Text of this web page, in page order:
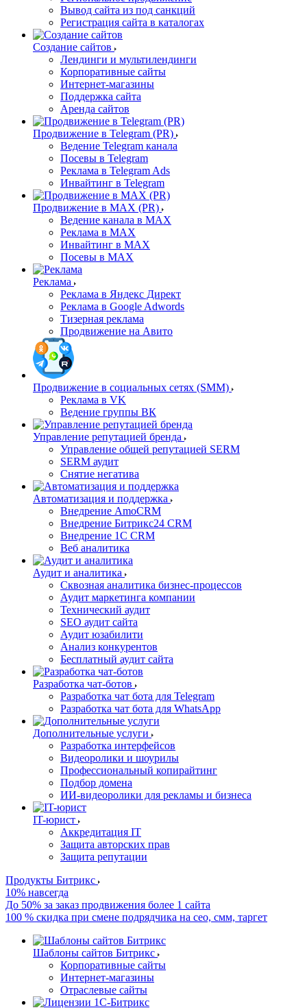
Вывод сайта из под санкций
Регистрация сайта в каталогах
Создание сайтов
Лендинги и мультилендинги
Корпоративные сайты
Интернет-магазины
Поддержка сайта
Аренда сайтов
Продвижение в Telegram (PR)
Ведение Telegram канала
Посевы в Telegram
Реклама в Telegram Ads
Инвайтинг в Telegram
Продвижение в MAX (PR)
Ведение канала в MAX
Реклама в MAX
Инвайтинг в MAX
Посевы в MAX
Реклама
Реклама в Яндекс Директ
Реклама в Google Adwords
Тизерная реклама
Продвижение на Авито
Продвижение в социальных сетях (SMM)
Реклама в VK
Ведение группы ВК
Управление репутацией бренда
Управление общей репутацией SERM
SERM аудит
Снятие негатива
Автоматизация и поддержка
Внедрение AmoCRM
Внедрение Битрикс24 CRM
Внедрение 1C CRM
Веб аналитика
Аудит и аналитика
Сквозная аналитика бизнес-процессов
Аудит маркетинга компании
Технический аудит
SEO аудит сайта
Аудит юзабилити
Анализ конкурентов
Бесплатный аудит сайта
Разработка чат-ботов
Разработка чат бота для Telegram
Разработка чат бота для WhatsApp
Дополнительные услуги
Разработка интерфейсов
Видеоролики и шоурилы
Профессиональный копирайтинг
Подбор домена
ИИ-видеоролики для рекламы и бизнеса
IT-юрист
Аккредитация IT
Защита авторских прав
Защита репутации
Продукты Битрикс
10% навсегда
До 50% за заказ продвижения более 1 сайта
100 % скидка при смене подрядчика на сео, смм, таргет
Шаблоны сайтов Битрикс
Корпоративные сайты
Интернет-магазины
Отраслевые сайты